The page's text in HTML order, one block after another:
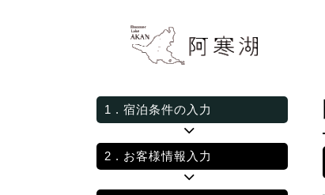
1 . 宿泊条件の入力
2 . お客様情報入力